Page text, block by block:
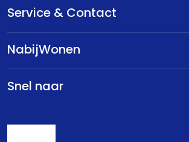
Service & Contact
NabijWonen
Snel naar